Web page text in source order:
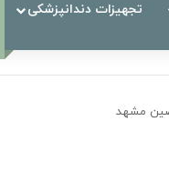
تجهیزات دندانپزشکی
مشهد